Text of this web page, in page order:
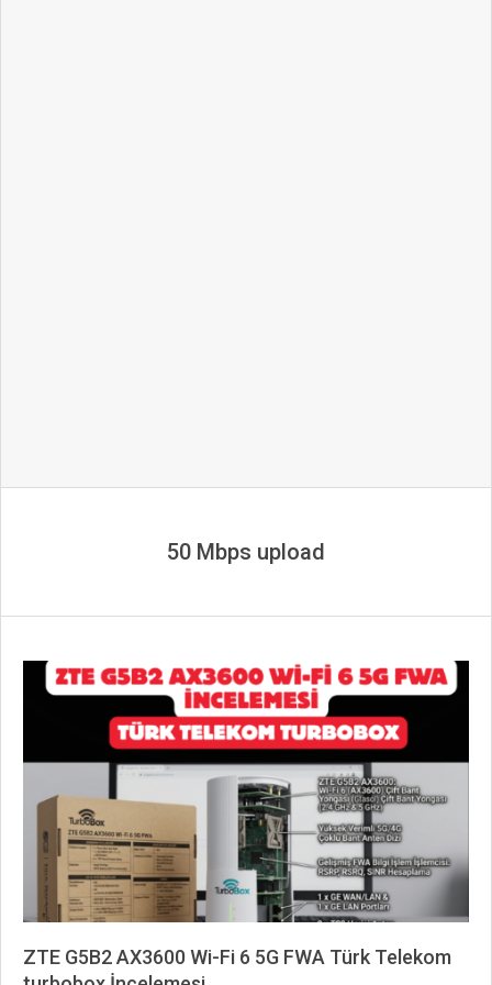
50 Mbps upload
ZTE G5B2 AX3600 Wi-Fi 6 5G FWA Türk Telekom